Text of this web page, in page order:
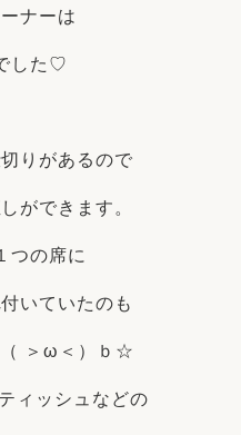
ナーは
した♡
りがあるので
ができます。
つの席に
いていたのも
（ ＞ω＜）ｂ☆
ィッシュなどの